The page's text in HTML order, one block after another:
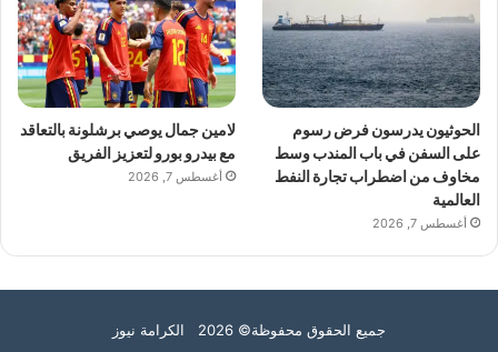
الحوثيون يدرسون فرض رسوم
على السفن في باب المندب وسط
مخاوف من اضطراب تجارة النفط
العالمية
أغسطس 7, 2026
لامين جمال يوصي برشلونة بالتعاقد
مع بيدرو بورو لتعزيز الفريق
أغسطس 7, 2026
جميع الحقوق محفوظة© 2026 الكرامة نيوز